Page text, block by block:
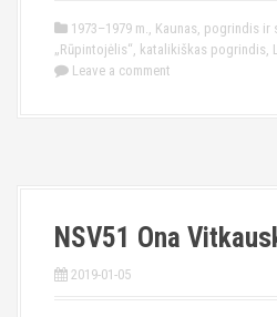
1973–1979 m., Kaunas, pogrindis ir
„Rūpintojėlis“, katalikiškas pogrindis,
Leave a comment
NSV51 Ona
2019-01-05